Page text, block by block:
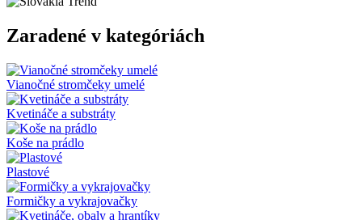
Zaradené v kategóriách
Vianočné stromčeky umelé
Kvetináče a substráty
Koše na prádlo
Plastové
Formičky a vykrajovačky